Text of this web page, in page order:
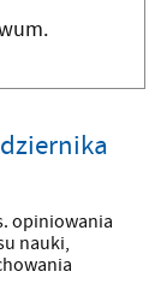
opiniowania
nauki,